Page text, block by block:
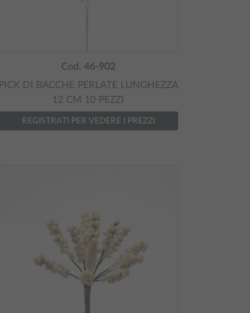
Cod. 46-902
PICK DI BACCHE PERLATE LUNGHEZZA
12 CM 10 PEZZI
REGISTRATI PER VEDERE I PREZZI